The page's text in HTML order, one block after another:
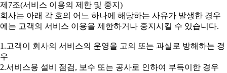
제7조(서비스 이용의 제한 및 중지)
회사는 아래 각 호의 어느 하나에 해당하는 사유가 발생한 경우
에는 고객의 서비스 이용을 제한하거나 중지시킬 수 있습니다.
1.고객이 회사의 서비스의 운영을 고의 또는 과실로 방해하는 경
우
2.서비스용 설비 점검, 보수 또는 공사로 인하여 부득이한 경우